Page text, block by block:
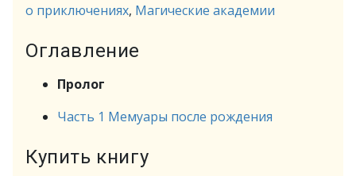
о приключениях, Магические академии
Оглавление
Пролог
Часть 1 Мемуары после рождения
Купить книгу